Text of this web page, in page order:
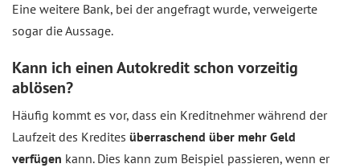
Eine weitere Bank, bei der angefragt wurde, verweigerte
sogar die Aussage.
Kann ich einen Autokredit schon vorzeitig
ablösen?
Häufig kommt es vor, dass ein Kreditnehmer während der
Laufzeit des Kredites überraschend über mehr Geld
verfügen kann. Dies kann zum Beispiel passieren, wenn er